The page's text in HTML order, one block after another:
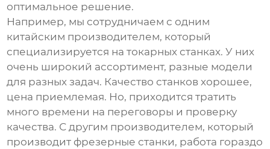
оптимальное решение.
Например, мы сотрудничаем с одним
китайским производителем, который
специализируется на токарных станках. У них
очень широкий ассортимент, разные модели
для разных задач. Качество станков хорошее,
цена приемлемая. Но, приходится тратить
много времени на переговоры и проверку
качества. С другим производителем, который
производит фрезерные станки, работа гораздо